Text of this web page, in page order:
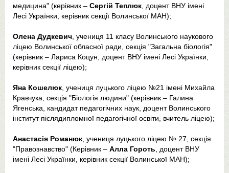
медицина" (керівник – Сергій Теплюк , доцент ВНУ імені
Лесі Українки, керівник секції Волинської МАН);
Олена Дудкевич , учениця 11 класу Волинського наукового
ліцею Волинської обласної ради, секція "Загальна біологія"
(керівник – Лариса Коцун, доцент ВНУ імені Лесі Українки,
керівник секції ліцею);
Яна Кошелюк , учениця луцького ліцею №21 імені Михайла
Кравчука, секція "Біологія людини" (керівник – Галина
Ягенська, кандидат педагогічних наук, доцент Волинського
інститут післядипломної педагогічної освіти, вчитель ліцею);
Анастасія Романюк , учениця луцького ліцею № 27, секція
"Правознавство" (Керівник – Алла Гороть , доцент ВНУ
імені Лесі Українки, керівник секції Волинської МАН);